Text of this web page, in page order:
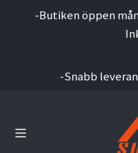
-Butiken öppen
-Snabb